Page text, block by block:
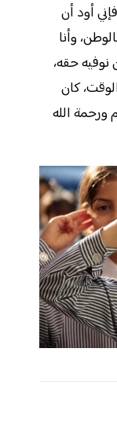
أود أن
وأنا
نوفيه حقه،
كان
الله